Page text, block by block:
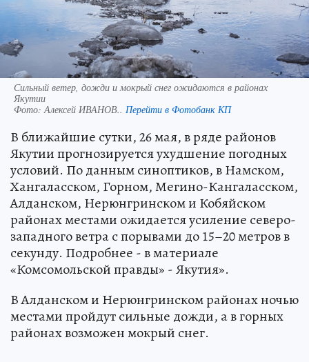
Сильный ветер, дожди и мокрый снег ожидаются в районах
Якутии
Фото: Алексей ИВАНОВ.. Перейти в Фотобанк КП
В ближайшие сутки, 26 мая, в ряде районов
Якутии прогнозируется ухудшение погодных
условий. По данным синоптиков, в Намском,
Хангаласском, Горном, Мегино-Кангаласском,
Алданском, Нерюнгринском и Кобяйском
районах местами ожидается усиление северо-
западного ветра с порывами до 15–20 метров в
секунду. Подробнее - в материале
«Комсомольской правды» - Якутия».
В Алданском и Нерюнгринском районах ночью
местами пройдут сильные дожди, а в горных
районах возможен мокрый снег.